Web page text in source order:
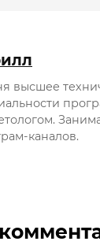
высшее
каналов.